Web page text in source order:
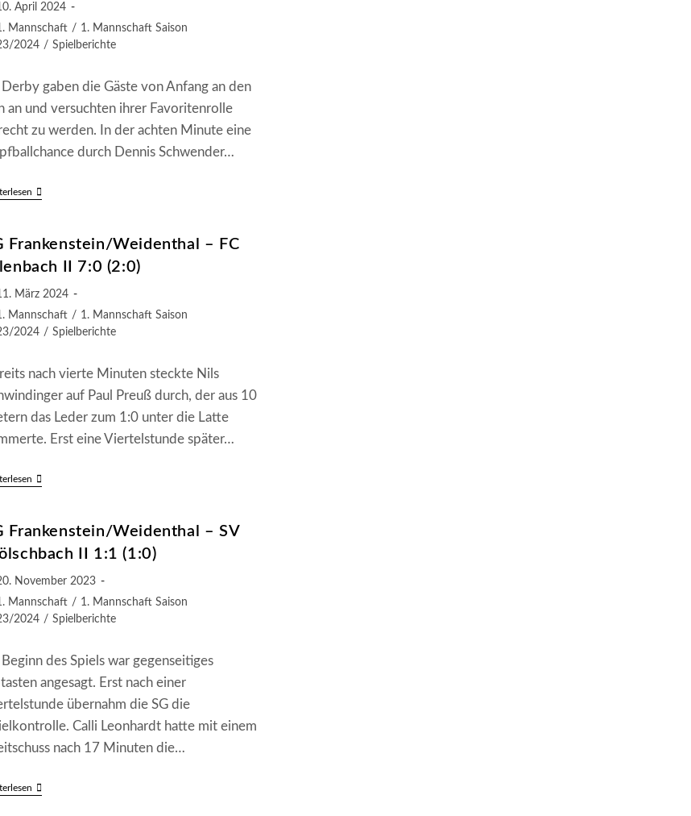
April 2024
Mannschaft / 1. Mannschaft Saison
2024 / Spielberichte
Derby gaben die Gäste von Anfang an den
an und versuchten ihrer Favoritenrolle
zu werden. In der achten Minute eine
durch Dennis Schwender…
SG
–
Frankenstein/Weidenthal
(0:0)
Frankenstein/Weidenthal – FC
II 7:0 (2:0)
März 2024
Mannschaft / 1. Mannschaft Saison
2024 / Spielberichte
nach vierte Minuten steckte Nils
auf Paul Preuß durch, der aus 10
das Leder zum 1:0 unter die Latte
Erst eine Viertelstunde später…
SG
Erlenbach
7:0
Frankenstein/Weidenthal – SV
II 1:1 (1:0)
November 2023
Mannschaft / 1. Mannschaft Saison
2024 / Spielberichte
des Spiels war gegenseitiges
angesagt. Erst nach einer
übernahm die SG die
Calli Leonhardt hatte mit einem
nach 17 Minuten die…
SG